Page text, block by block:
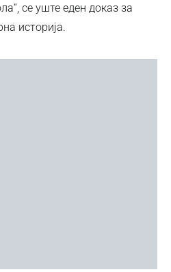
се уште еден доказ за
историја.